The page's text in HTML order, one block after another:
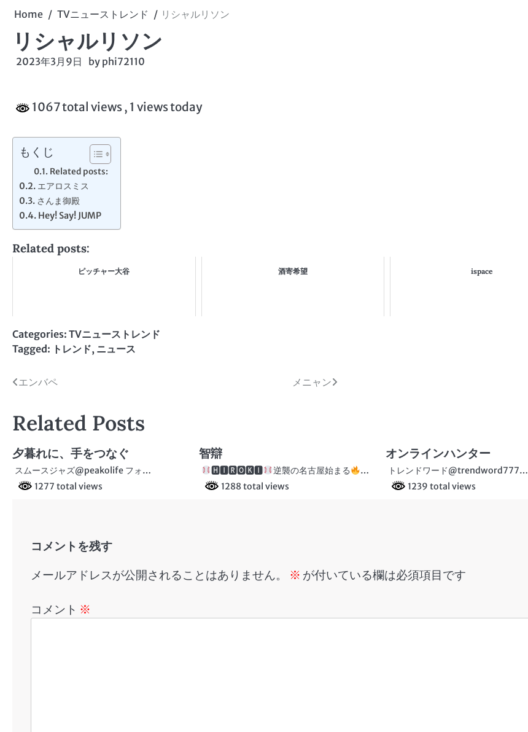
Home TVニューストレンド リシャルリソン
リシャルリソン
2023年3月9日 by phi72110
1067 total views, 1 views today
もくじ
Related posts:
エアロスミス
さんま御殿
Hey! Say! JUMP
Related posts:
ピッチャー大谷 酒寄希望 ispace
Categories: TVニューストレンド
Tagged: トレンド, ニュース
投
ナ
ビ
ゲ
ー
エンバペ メニャン
Related Posts
夕暮れに、手をつなぐ
スムースジャズ@peakolife フォ…
1277 total views
智辯
🅷🅸🆁🅾🅺🅸 逆襲の名古屋始まる
…
1288 total views
オンラインハンター
トレンドワード@trendword777…
1239 total views
コメントを残す
メールアドレスが公開されることはありません。
※ が付いている欄は必須項目です
コメント ※